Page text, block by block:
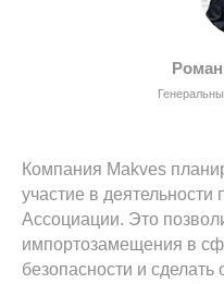
Компания Makves
участие в
Ассоциации. Это
импортозамещения в
безопасности и
Подпишитесь на